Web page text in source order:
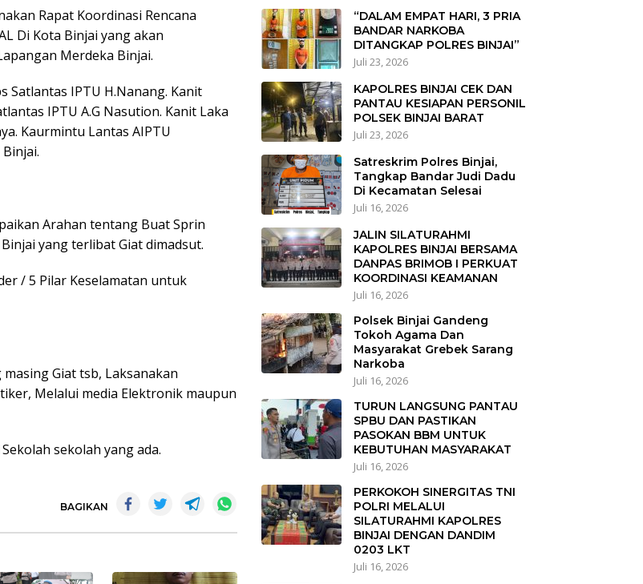
Rapat Koordinasi Rencana
Di Kota Binjai yang akan
Merdeka Binjai.
Satlantas IPTU H.Nanang. Kanit
IPTU A.G Nasution. Kanit Laka
Kaurmintu Lantas AIPTU
Arahan tentang Buat Sprin
yang terlibat Giat dimadsut.
/ 5 Pilar Keselamatan untuk
Giat tsb, Laksanakan
Melalui media Elektronik maupun
sekolah yang ada.
BAGIKAN
“DALAM EMPAT HARI, 3 PRIA
BANDAR NARKOBA
DITANGKAP POLRES BINJAI”
Juli 23, 2026
KAPOLRES BINJAI CEK DAN
PANTAU KESIAPAN PERSONIL
POLSEK BINJAI BARAT
Juli 23, 2026
Satreskrim Polres Binjai,
Tangkap Bandar Judi Dadu
Di Kecamatan Selesai
Juli 16, 2026
JALIN SILATURAHMI
KAPOLRES BINJAI BERSAMA
DANPAS BRIMOB I PERKUAT
KOORDINASI KEAMANAN
Juli 16, 2026
Polsek Binjai Gandeng
Tokoh Agama Dan
Masyarakat Grebek Sarang
Narkoba
Juli 16, 2026
TURUN LANGSUNG PANTAU
SPBU DAN PASTIKAN
PASOKAN BBM UNTUK
KEBUTUHAN MASYARAKAT
Juli 16, 2026
PERKOKOH SINERGITAS TNI
POLRI MELALUI
SILATURAHMI KAPOLRES
BINJAI DENGAN DANDIM
0203 LKT
Juli 16, 2026